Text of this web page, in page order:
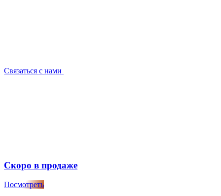
Связаться с нами
Скоро в продаже
Посмотреть